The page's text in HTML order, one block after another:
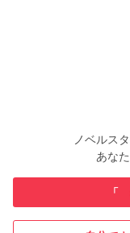
ノベルス
あな
「